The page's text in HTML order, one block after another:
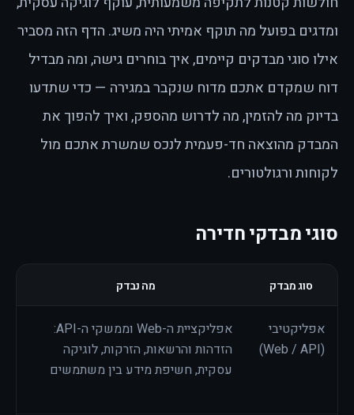
ומדגים בפועל מה תוקף אמיתי היה משיג. הדף הזה מסביר
אילו סוגי מבדקים קיימים, איך בוחרים גישה, ומה מבדיל
דוח שמקדם אתכם מדוח שנקבר במגירה — כדי שתדעו
בדיוק מה להזמין, מה לדרוש מהספק, ואיך להפוך את
המבדק מהוצאה חד-פעמית לנכס שמשרת אתכם מול
לקוחות ורגולטורים.
סוגי מבדקי חדירה
סוג מבדק מה נבדק
אפליקטיבי
(Web / API)
אפליקציית ה-Web וממשקי ה-API:
הזדהות והרשאות, הזרקות, לוגיקה
עסקית, חשיפת מידע בין משתמשים